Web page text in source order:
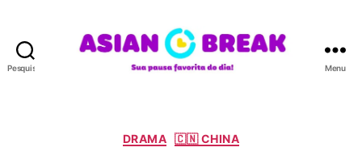
Pesquisar
A
Menu
C
DRAMA 🇨🇳 CHINA